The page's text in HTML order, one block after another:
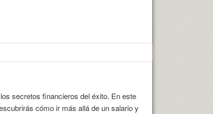
secretos financieros del éxito. En este
cómo ir más allá de un salario y